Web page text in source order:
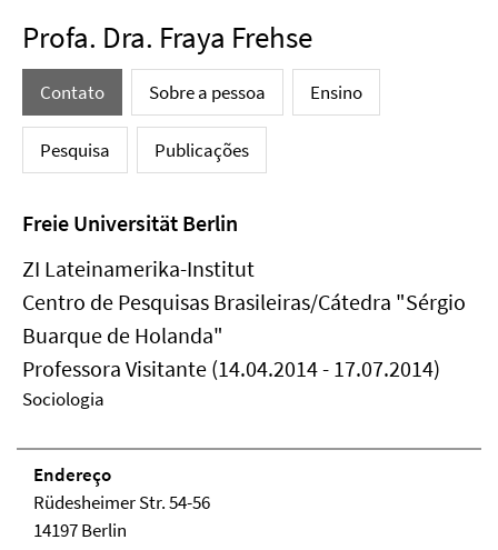
Profa. Dra. Fraya Frehse
Contato Sobre a pessoa Ensino
Pesquisa Publicações
Freie Universität Berlin
ZI Lateinamerika-Institut
Centro de Pesquisas Brasileiras/Cátedra "Sérgio
Buarque de Holanda"
Professora Visitante (14.04.2014 - 17.07.2014)
Sociologia
Endereço
Rüdesheimer Str. 54-56
14197 Berlin